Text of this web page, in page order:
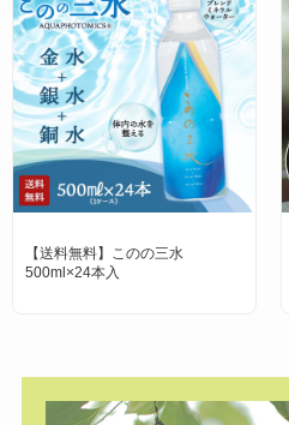
【送料無料】このの三水
500ml×24本入